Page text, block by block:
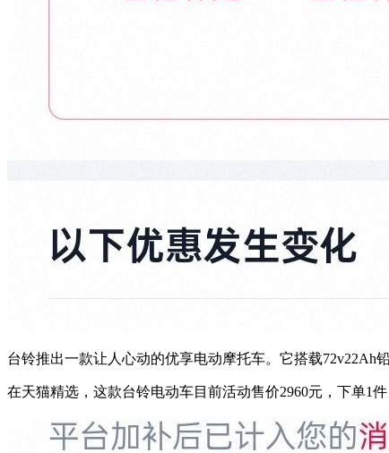
台铃推出一款让人心动的优享电动摩托车。它搭载72v22Ah
在天猫精选，这款台铃电动车目前活动售价2960元，下单1